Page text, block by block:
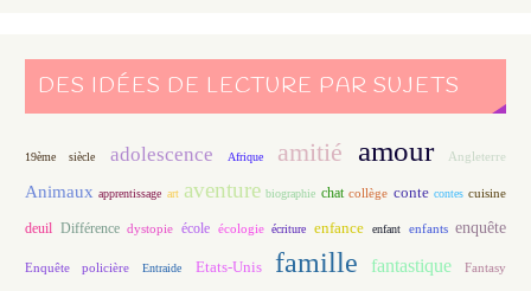
DES IDÉES DE LECTURE PAR SUJETS
19ème siècle adolescence Afrique amitié amour Angleterre
Animaux apprentissage art aventure biographie chat collège conte contes cuisine
deuil Différence dystopie école écologie écriture enfance enfant enfants enquête
Enquête policière Entraide Etats-Unis famille fantastique Fantasy